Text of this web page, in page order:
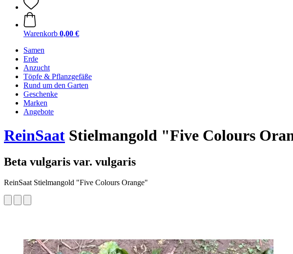
Warenkorb 0,00 €
Samen
Erde
Anzucht
Töpfe & Pflanzgefäße
Rund um den Garten
Geschenke
Marken
Angebote
ReinSaat Stielmangold "Five Colours
Beta vulgaris var. vulgaris
ReinSaat Stielmangold "Five Colours Orange"